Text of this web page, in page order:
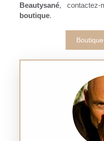
Beautysané,
boutique.